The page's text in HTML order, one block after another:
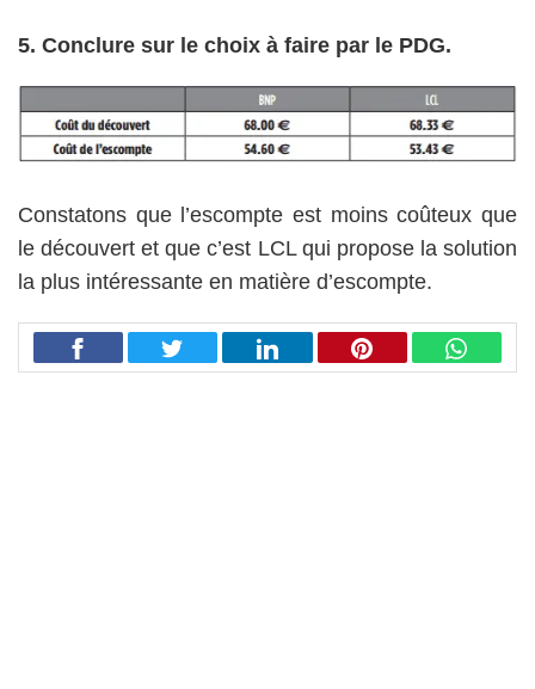
5. Conclure sur le choix à faire par le PDG.
Constatons que l’escompte est moins coûteux que
le découvert et que c’est LCL qui propose la solution
la plus intéressante en matière d’escompte.